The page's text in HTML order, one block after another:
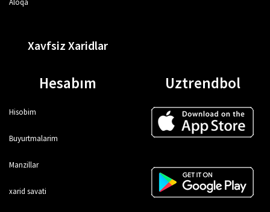
Xavfsiz Xaridlar
Hesabım
Hisobim
Buyurtmalarim
Manzillar
xarid savati
Uztrendbol